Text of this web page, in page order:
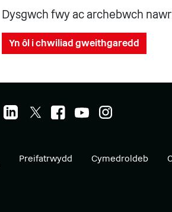
Dysgwch fwy ac archebwch
Yn ôl i chwiliad gweithgaredd
Preifatrwydd Cymedroldeb